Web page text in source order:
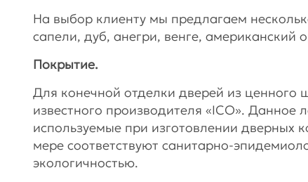
На выбор клиенту мы предлагаем
сапели, дуб, анегри, венге, американский
Покрытие.
Для конечной отделки дверей из
известного производителя «ICO».
используемые при изготовлении дверных
мере соответствуют санитарно-
экологичностью.